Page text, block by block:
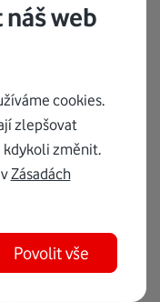
web
cookies.
zlepšovat
kdykoli změnit.
Zásadách
Povolit vše